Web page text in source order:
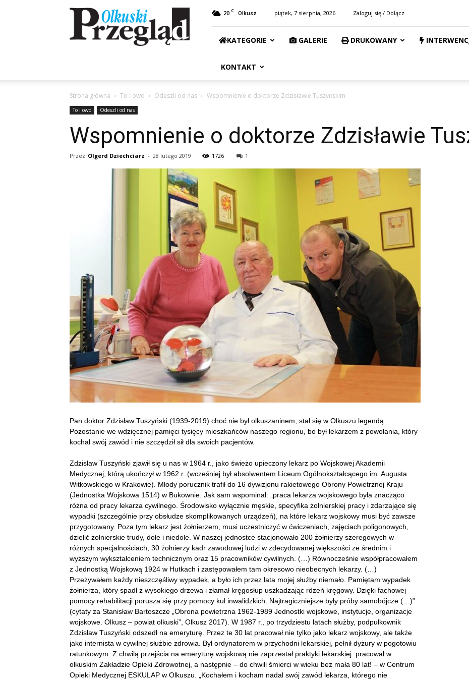
Przegląd
Olkuski
20 C Olkusz piątek, 7 sierpnia, 2026 Zaloguj się / Dołącz
KATEGORIE GALERIE DRUKOWANY
KONTAKT
Strona główna To i owo Odeszli od nas Wspomnienie o doktorze Zdzisławie Tuszyńskim
To i owo Odeszli od nas
Wspomnienie o doktorze Zdzisławie
Przez Olgerd Dziechciarz - 28 lutego 2019 1726 1
Pan doktor Zdzisław Tuszyński (1939-2019) choć nie był olkuszaninem, stał się w Olkuszu legendą.
Pozostanie we wdzięcznej pamięci tysięcy mieszkańców naszego regionu, bo był lekarzem z powołania, który
kochał swój zawód i nie szczędził sił dla swoich pacjentów.
Zdzisław Tuszyński zjawił się u nas w 1964 r., jako świeżo upieczony lekarz po Wojskowej Akademii
Medycznej, którą ukończył w 1962 r. (wcześniej był absolwentem Liceum Ogólnokształcącego im. Augusta
Witkowskiego w Krakowie). Młody porucznik trafił do 16 dywizjonu rakietowego Obrony Powietrznej Kraju
(Jednostka Wojskowa 1514) w Bukownie. Jak sam wspominał: „praca lekarza wojskowego była znacząco
różna od pracy lekarza cywilnego. Środowisko wyłącznie męskie, specyfika żołnierskiej pracy i zdarzające się
wypadki (szczególnie przy obsłudze skomplikowanych urządzeń), na które lekarz wojskowy musi być zawsze
przygotowany. Poza tym lekarz jest żołnierzem, musi uczestniczyć w ćwiczeniach, zajęciach poligonowych,
dzielić żołnierskie trudy, dole i niedole. W naszej jednostce stacjonowało 200 żołnierzy szeregowych w
różnych specjalnościach, 30 żołnierzy kadr zawodowej ludzi w zdecydowanej większości ze średnim i
wyższym wykształceniem technicznym oraz 15 pracowników cywilnych. (…) Równocześnie współpracowałem
z Jednostką Wojskową 1924 w Hutkach i zastępowałem tam okresowo nieobecnych lekarzy. (…)
Przeżywałem każdy nieszczęśliwy wypadek, a było ich przez lata mojej służby niemało. Pamiętam wypadek
żołnierza, który spadł z wysokiego drzewa i złamał kręgosłup uszkadzając rdzeń kręgowy. Dzięki fachowej
pomocy rehabilitacji porusza się przy pomocy kul inwalidzkich. Najtragiczniejsze były próby samobójcze (…)”
(cytaty za Stanisław Bartoszcze „Obrona powietrzna 1962-1989 Jednostki wojskowe, instytucje, organizacje
wojskowe. Olkusz – powiat olkuski”, Olkusz 2017). W 1987 r., po trzydziestu latach służby, podpułkownik
Zdzisław Tuszyński odszedł na emeryturę. Przez te 30 lat pracował nie tylko jako lekarz wojskowy, ale także
jako internista w cywilnej służbie zdrowia. Był ordynatorem w przychodni lekarskiej, pełnił dyżury w pogotowiu
ratunkowym. Z chwilą przejścia na emeryturę wojskową nie zaprzestał praktyki lekarskiej: pracował w
olkuskim Zakładzie Opieki Zdrowotnej, a następnie – do chwili śmierci w wieku bez mała 80 lat! – w Centrum
Opieki Medycznej ESKULAP w Olkuszu. „Kochałem i kocham nadal swój zawód lekarza, którego nie